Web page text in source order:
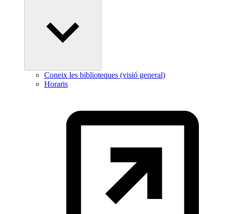
Coneix les biblioteques (visió general)
Horaris